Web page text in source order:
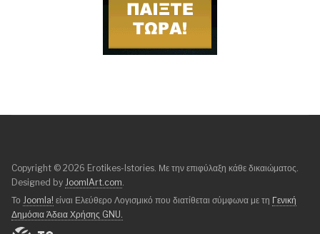
Copyright © 2026 Erotikes-Istories. Με την επιφύλαξη κάθε δικαιώματος.
Designed by JoomlArt.com
Το Joomla! είναι Ελεύθερο Λογισμικό που διατίθεται σύμφωνα με τη Γενική
Δημόσια Άδεια Χρήσης GNU.